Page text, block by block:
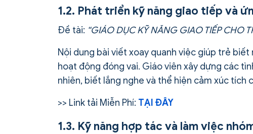
1.2. Phát triển kỹ năng giao tiếp và
Đề tài: “GIÁO DỤC KỸ NĂNG GIAO TIẾP CHO
Nội dung bài viết xoay quanh việc giúp trẻ
hoạt động đóng vai. Giáo viên xây dựng các
nhiên, biết lắng nghe và thể hiện cảm xúc
>> Link tải Miễn Phí: TẠI ĐÂY
1.3. Kỹ năng hợp tác và làm việc